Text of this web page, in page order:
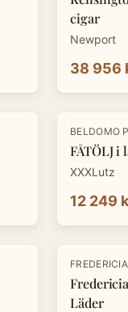
cigar
Newport
38 956
-30 %
BELDOMO
FÅTÖLJ i
XXXLutz
12 249
FREDERICIA
Läder